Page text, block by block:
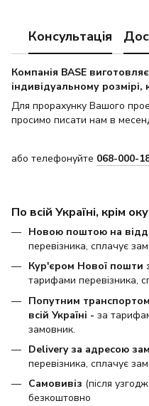
Консультація
Компанія BASE
індивідуальному розмірі,
Для прорахунку Вашого
просимо писати нам в
або телефонуйте 068-000-
По всій Україні, крім
Новою поштою на
перевізника, сплачує
Кур'єром Нової пошти
тарифами перевізника,
Попутним
всій Україні - за
замовник.
Delivery за адресою
перевізника, сплачує
Самовивіз (після
безкоштовно